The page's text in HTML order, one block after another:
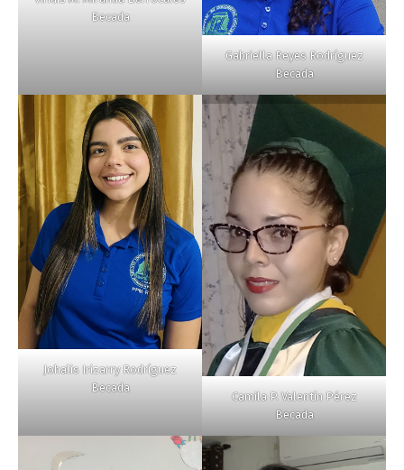
Becada
Gabriella Reyes Rodríguez
Becada
Johalis Irizarry Rodríguez
Becada
Camila P. Valentín Pérez
Becada